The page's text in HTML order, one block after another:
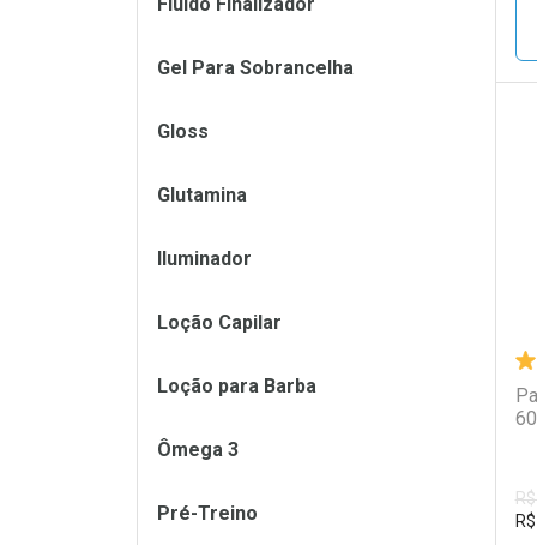
R$
Gel Para Sobrancelha
Gloss
Glutamina
Iluminador
Loção Capilar
Loção para Barba
Ômega 3
Pré-Treino